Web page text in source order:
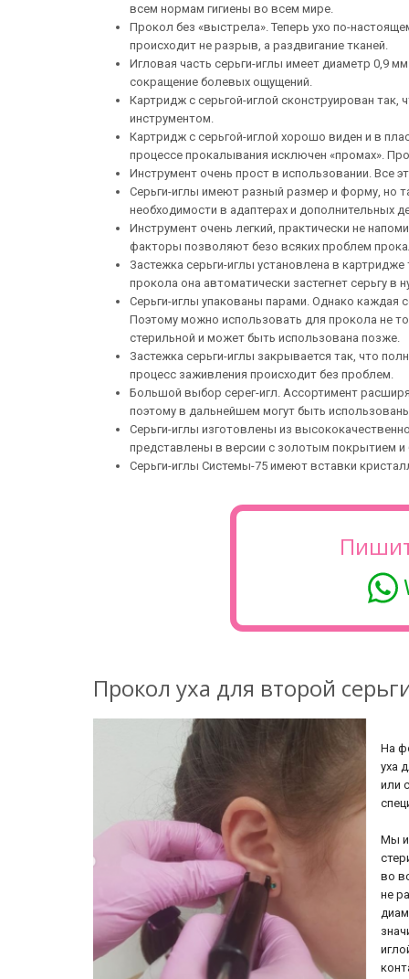
всем нормам гигиены во всем мире.
Прокол без «выстрела». Теперь ухо по-
происходит не разрыв, а раздвигание тканей.
Игловая часть серьги-иглы имеет диаметр 0,9
сокращение болевых ощущений.
Картридж с серьгой-иглой сконструирован так,
инструментом.
Картридж с серьгой-иглой хорошо виден и в
процессе прокалывания исключен «промах».
Инструмент очень прост в использовании. Все
Серьги-иглы имеют разный размер и форму, но
необходимости в адаптерах и дополнительных
Инструмент очень легкий, практически не
факторы позволяют безо всяких проблем
Застежка серьги-иглы установлена в
прокола она автоматически застегнет серьгу в
Серьги-иглы упакованы парами. Однако каждая
Поэтому можно использовать для прокола не
стерильной и может быть использована позже.
Застежка серьги-иглы закрывается так, что
процесс заживления происходит без проблем.
Большой выбор серег-игл. Ассортимент
поэтому в дальнейшем могут быть
Серьги-иглы изготовлены из
представлены в версии с золотым покрытием и
Серьги-иглы Системы-75 имеют вставки
Прокол уха для второй
На
уха
или
Мы
во
не